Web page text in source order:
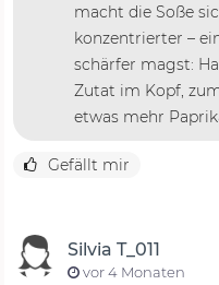
macht die Soße
konzentrierter –
schärfer magst:
Zutat im Kopf,
etwas mehr
Gefällt mir
Silvia T_011
vor 4 Monaten